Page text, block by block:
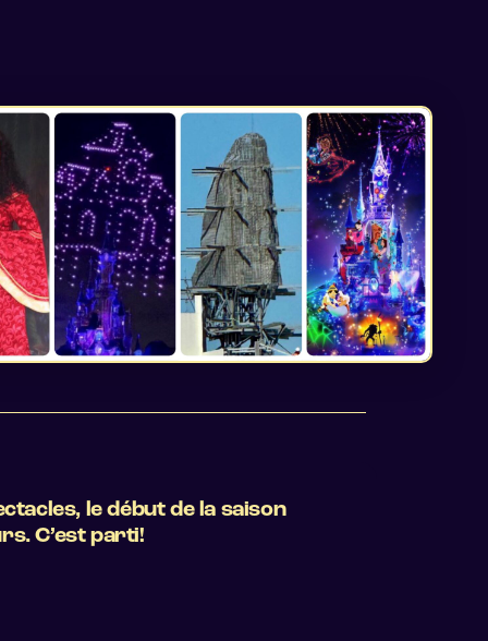
le début de la saison
C’est parti!